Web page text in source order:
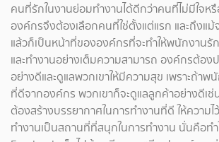
คนที่รักในงานย่อมทำงานได้ดีกว่าคนที่ไม่มีใจห
องค์กรจึงต้องเลือกคนที่ใช่ตั้งแต่แรก และถึงแม้
แล้วก็เป็นหน้าที่ขององค์กรที่จะทำให้พนักงานรั
และทำงานอย่างเต็มความสามารถ องค์กรต้อ
อย่างดีและดูแลพวกเขาให้มีความสุข เพราะถ้าพ
ที่ดีจากองค์กร พวกเขาก็จะดูแลลูกค้าอย่างดีเ
ต้องสร้างบรรยากาศในการทำงานที่ดี ให้ความไ
ทำงานเป็นสถานที่ที่สนุกในการทำงาน นั่นคือท